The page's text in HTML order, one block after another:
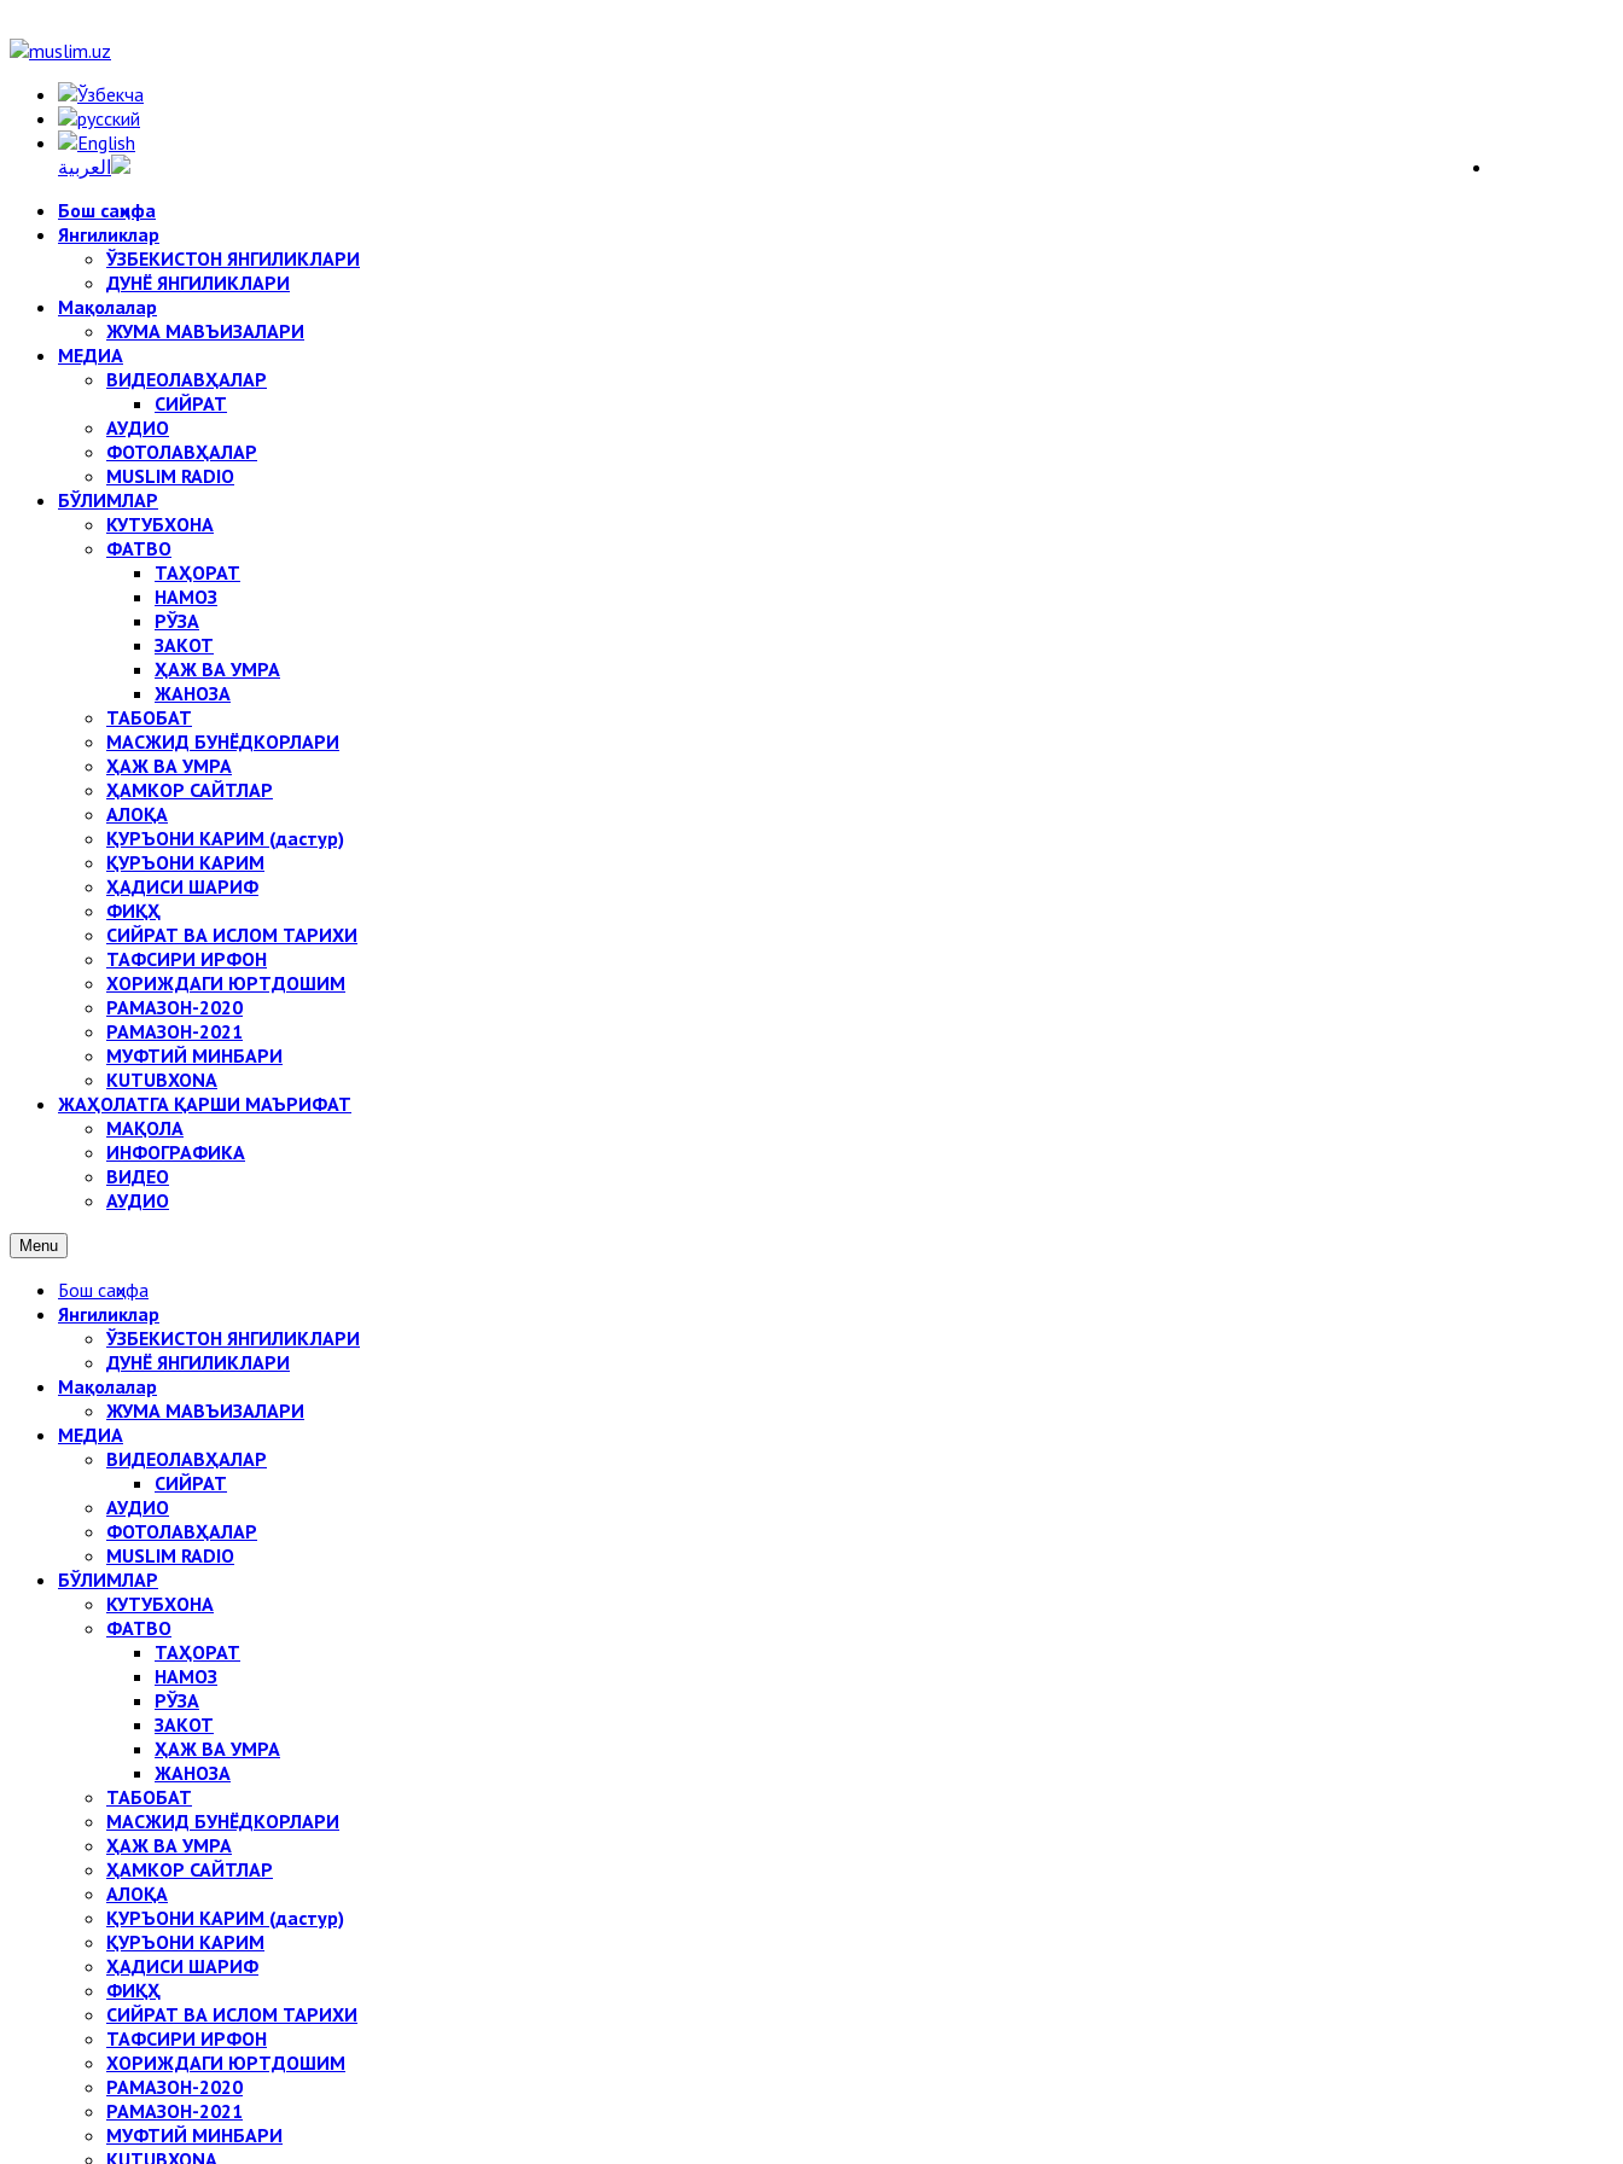
Бош саҳифа
Янгиликлар
ЎЗБЕКИСТОН ЯНГИЛИКЛАРИ
ДУНЁ ЯНГИЛИКЛАРИ
Мақолалар
ЖУМА МАВЪИЗАЛАРИ
МЕДИА
ВИДЕОЛАВҲАЛАР
СИЙРАТ
АУДИО
ФОТОЛАВҲАЛАР
MUSLIM RADIO
БЎЛИМЛАР
КУТУБХОНА
ФАТВО
ТАҲОРАТ
НАМОЗ
РЎЗА
ЗАКОТ
ҲАЖ ВА УМРА
ЖАНОЗА
ТАБОБАТ
МАСЖИД БУНЁДКОРЛАРИ
ҲАЖ ВА УМРА
ҲАМКОР САЙТЛАР
АЛОҚА
ҚУРЪОНИ КАРИМ (дастур)
ҚУРЪОНИ КАРИМ
ҲАДИСИ ШАРИФ
ФИҚҲ
СИЙРАТ ВА ИСЛОМ ТАРИХИ
ТАФСИРИ ИРФОН
ХОРИЖДАГИ ЮРТДОШИМ
РАМАЗОН-2020
РАМАЗОН-2021
МУФТИЙ МИНБАРИ
KUTUBXONA
ЖАҲОЛАТГА ҚАРШИ МАЪРИФАТ
МАҚОЛА
ИНФОГРАФИКА
ВИДЕО
АУДИО
Menu
Бош саҳифа
Янгиликлар
ЎЗБЕКИСТОН ЯНГИЛИКЛАРИ
ДУНЁ ЯНГИЛИКЛАРИ
Мақолалар
ЖУМА МАВЪИЗАЛАРИ
МЕДИА
ВИДЕОЛАВҲАЛАР
СИЙРАТ
АУДИО
ФОТОЛАВҲАЛАР
MUSLIM RADIO
БЎЛИМЛАР
КУТУБХОНА
ФАТВО
ТАҲОРАТ
НАМОЗ
РЎЗА
ЗАКОТ
ҲАЖ ВА УМРА
ЖАНОЗА
ТАБОБАТ
МАСЖИД БУНЁДКОРЛАРИ
ҲАЖ ВА УМРА
ҲАМКОР САЙТЛАР
АЛОҚА
ҚУРЪОНИ КАРИМ (дастур)
ҚУРЪОНИ КАРИМ
ҲАДИСИ ШАРИФ
ФИҚҲ
СИЙРАТ ВА ИСЛОМ ТАРИХИ
ТАФСИРИ ИРФОН
ХОРИЖДАГИ ЮРТДОШИМ
РАМАЗОН-2020
РАМАЗОН-2021
МУФТИЙ МИНБАРИ
KUTUBXONA